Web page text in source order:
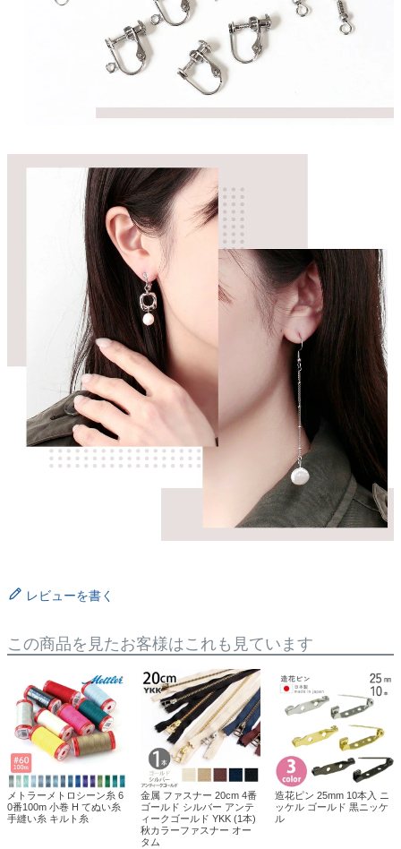
レビューを書く
この商品を見たお客様はこれも見ています
メトラーメトロシーン糸 6
0番100m 小巻 H てぬい糸
手縫い糸 キルト糸
金属 ファスナー 20cm 4番
ゴールド シルバー アンテ
ィークゴールド YKK (1本)
秋カラーファスナー オー
タム
造花ピン 25mm 10本入 ニ
ッケル ゴールド 黒ニッケ
ル